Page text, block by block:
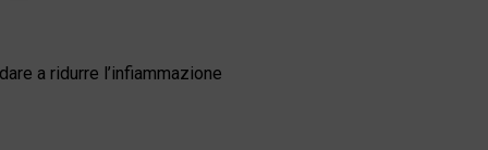
a ridurre l’infiammazione